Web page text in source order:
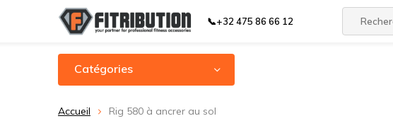
📞+32 475 86 66 12
Catégories
Accueil Rig 580 à ancrer au sol